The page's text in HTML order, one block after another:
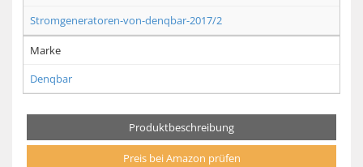
Stromgeneratoren-von-denqbar-2017/2
Marke
Denqbar
Produktbeschreibung
Preis bei Amazon prüfen